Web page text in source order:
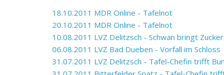
18.10.2011 MDR Online - Tafelnot
20.10.2011 MDR Online - Tafelnot
10.08.2011 LVZ Delitzsch - Schwan bringt
06.08.2011 LVZ Bad Dueben - Vorfall im Schloss
31.07.2011 LVZ Delitzsch - Tafel-Chefin trifft